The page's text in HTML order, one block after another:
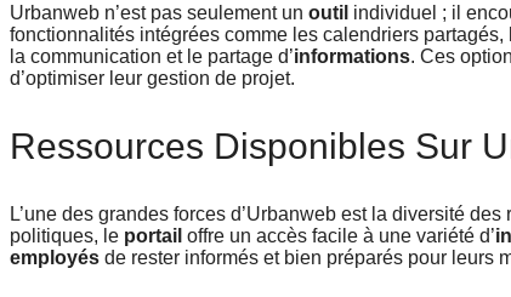
Urbanweb n’est pas seulement un outil individuel ; il
fonctionnalités intégrées comme les calendriers
la communication et le partage d’informations. Ces
d’optimiser leur gestion de projet.
Ressources Disponibles Sur
L’une des grandes forces d’Urbanweb est la diversité
politiques, le portail offre un accès facile à une variété d’
employés de rester informés et bien préparés pour leurs